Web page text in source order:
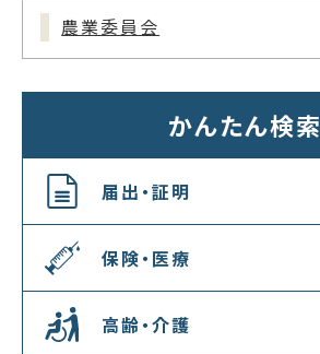
農業委員会
かんたん検索
届出・証明
保険・医療
高齢・介護